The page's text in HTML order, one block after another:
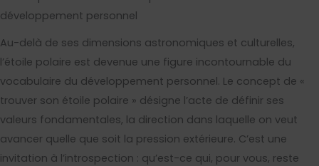
développement personnel
Au-delà de ses dimensions astronomiques et culturelles,
l’étoile polaire est devenue une figure incontournable du
vocabulaire du développement personnel. Le concept de «
trouver son étoile polaire » désigne l’acte de définir ses
valeurs fondamentales, la direction dans laquelle on veut
avancer quelle que soit la pression extérieure. C’est une
invitation à l’introspection : qu’est-ce qui, pour vous, reste